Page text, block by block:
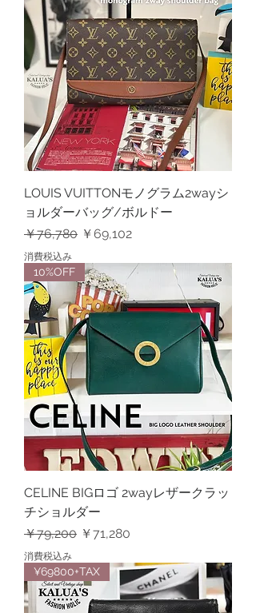
LOUIS VUITTONモノグラム2wayシ
ョルダーバッグ/ボルドー
通常価格
￥76,780 セール価格
￥69,102
消費税込み
10%OFF
CELINE BIGロゴ 2wayレザークラッ
チショルダー
通常価格
￥79,200 セール価格
￥71,280
消費税込み
¥69800+TAX